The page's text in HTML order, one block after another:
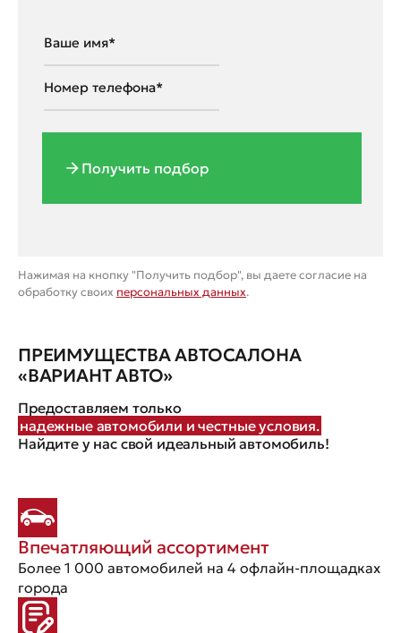
Получить подбор
Нажимая на кнопку "Получить подбор", вы даете согласие на
обработку своих персональных данных.
ПРЕИМУЩЕСТВА АВТОСАЛОНА
«ВАРИАНТ АВТО»
Предоставляем только
надежные автомобили и честные условия.
Найдите у нас свой идеальный автомобиль!
Впечатляющий ассортимент
Более 1 000 автомобилей на 4 офлайн-площадках
города